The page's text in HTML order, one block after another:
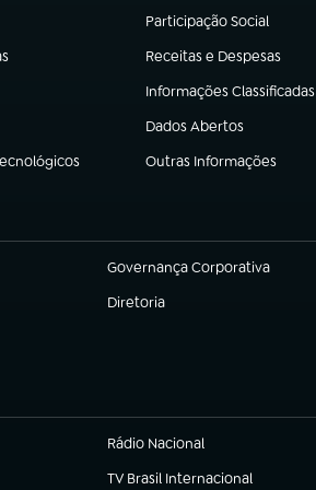
Participação Social
(abre em nova aba)
Receitas e Despesas
(abre em nova aba)
Informações Classificadas
(abre em nova aba)
Dados Abertos
(abre em nova aba)
Outras Informações
(abre em nova aba)
Governança Corporativa
(abre em nova aba)
Diretoria
(abre em nova aba)
Rádio Nacional
TV Brasil Internacional
(abre em nova aba)